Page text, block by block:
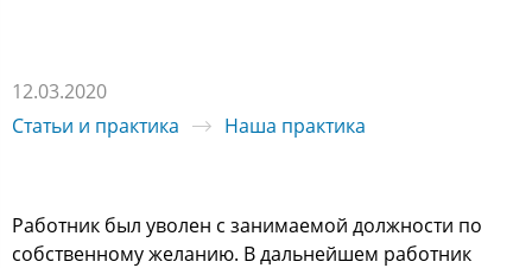
12.03.2020
Статьи и практика
Наша практика
Работник был уволен с занимаемой должности по
собственному желанию. В дальнейшем работник